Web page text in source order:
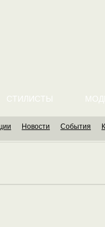
СТИЛИСТЫ
Новости События